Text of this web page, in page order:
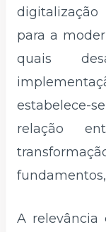
para a
quais
estabelece-
relação
A relevância